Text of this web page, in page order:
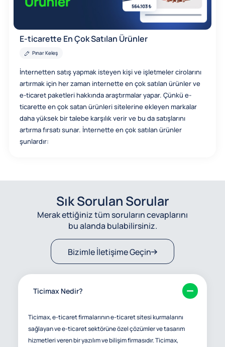
E-ticarette En Çok Satılan Ürünler
Pınar Keleş
İnternetten satış yapmak isteyen kişi ve işletmeler cirolarını
artırmak için her zaman internette en çok satılan ürünler ve
e-ticaret paketleri hakkında araştırmalar yapar. Çünkü e-
ticarette en çok satan ürünleri sitelerine ekleyen markalar
daha yüksek bir talebe karşılık verir ve bu da satışlarını
artırma fırsatı sunar. İnternette en çok satılan ürünler
şunlardır:
Sık Sorulan Sorular
Merak ettiğiniz tüm soruların cevaplarını
bu alanda bulabilirsiniz.
Bizimle İletişime Geçin
Ticimax Nedir?
Ticimax, e-ticaret firmalarının e-ticaret sitesi kurmalarını
sağlayan ve e-ticaret sektörüne özel çözümler ve tasarım
hizmetleri veren bir yazılım ve bilişim firmasıdır. Ticimax,